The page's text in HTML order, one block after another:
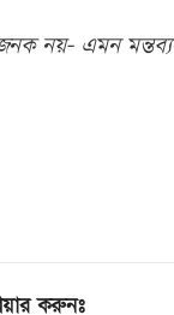
নয়- এমন মন্তব্যই
করুনঃ